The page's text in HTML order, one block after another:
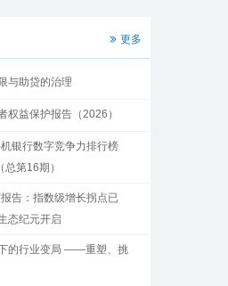
更多
与助贷的治理
权益保护报告（2026）
银行数字竞争力排行榜
第16期）
告：指数级增长拐点已
态纪元开启
的行业变局 ——重塑、挑